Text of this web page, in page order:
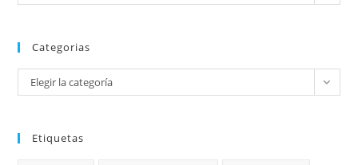
Categorias
Elegir la categoría
Etiquetas